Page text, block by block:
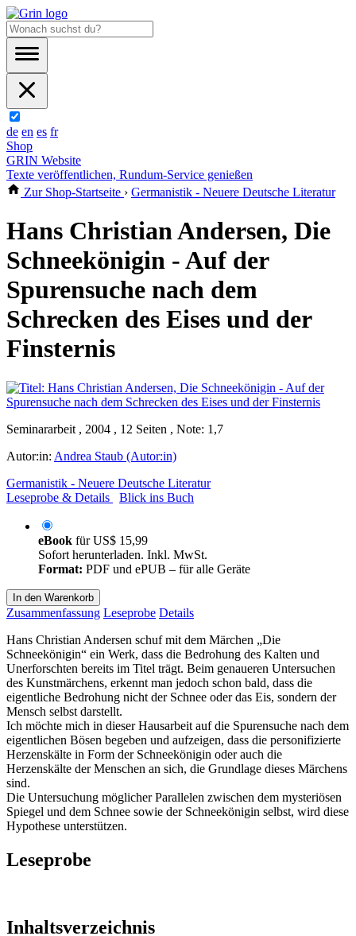
de en es fr
Shop
GRIN Website
Texte veröffentlichen, Rundum-Service genießen
Zur Shop-Startseite › Germanistik - Neuere Deutsche Literatur
Hans Christian Andersen, Die
Schneekönigin - Auf der
Spurensuche nach dem
Schrecken des Eises und der
Finsternis
Seminararbeit , 2004 , 12 Seiten , Note: 1,7
Autor:in: Andrea Staub (Autor:in)
Germanistik - Neuere Deutsche Literatur
Leseprobe & Details
Blick ins Buch
eBook fürUS$ 15,99
Sofort herunterladen. Inkl. MwSt.
Format: PDF und ePUB – für alle Geräte
In den Warenkorb
Zusammenfassung Leseprobe Details
Hans Christian Andersen schuf mit dem Märchen „Die
Schneekönigin“ ein Werk, dass die Bedrohung des Kalten und
Unerforschten bereits im Titel trägt. Beim genaueren Untersuchen
des Kunstmärchens, erkennt man jedoch schon bald, dass die
eigentliche Bedrohung nicht der Schnee oder das Eis, sondern der
Mensch selbst darstellt.
Ich möchte mich in dieser Hausarbeit auf die Spurensuche nach dem
eigentlichen Bösen begeben und aufzeigen, dass die personifizierte
Herzenskälte in Form der Schneekönigin oder auch die
Herzenskälte der Menschen an sich, die Grundlage dieses Märchens
sind.
Die Untersuchung möglicher Parallelen zwischen dem mysteriösen
Spiegel und dem Schnee sowie der Schneekönigin selbst, wird diese
Hypothese unterstützen.
Leseprobe
Inhaltsverzeichnis